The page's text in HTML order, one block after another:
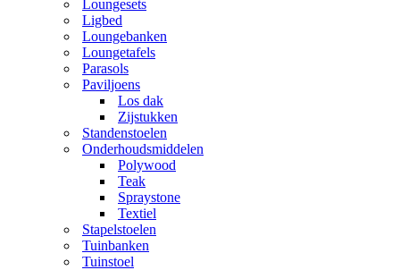
Loungesets
Ligbed
Loungebanken
Loungetafels
Parasols
Paviljoens
Los dak
Zijstukken
Standenstoelen
Onderhoudsmiddelen
Polywood
Teak
Spraystone
Textiel
Stapelstoelen
Tuinbanken
Tuinstoel